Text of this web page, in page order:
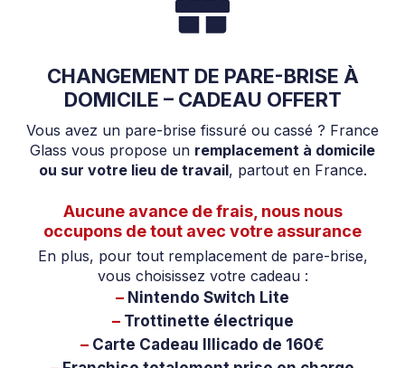
CHANGEMENT DE PARE-BRISE À
DOMICILE – CADEAU OFFERT
Vous avez un pare-brise fissuré ou cassé ? France
Glass vous propose un remplacement à domicile
ou sur votre lieu de travail, partout en France.
Aucune avance de frais, nous nous
occupons de tout avec votre assurance
En plus, pour tout remplacement de pare-brise,
vous choisissez votre cadeau :
– Nintendo Switch Lite
–Trottinette électrique
– Carte Cadeau Illicado de 160€